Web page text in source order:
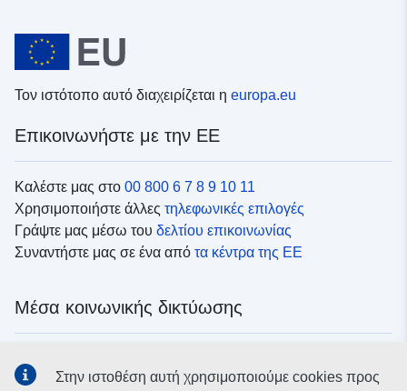
Τον ιστότοπο αυτό διαχειρίζεται η europa.eu
Επικοινωνήστε με την ΕΕ
Καλέστε μας στο 00 800 6 7 8 9 10 11
Χρησιμοποιήστε άλλες τηλεφωνικές επιλογές
Γράψτε μας μέσω του δελτίου επικοινωνίας
Συναντήστε μας σε ένα από τα κέντρα της ΕΕ
Μέσα κοινωνικής δικτύωσης
δικτύωσηςΣτην ιστοθέση αυτή χρησιμοποιούμε cookies προς